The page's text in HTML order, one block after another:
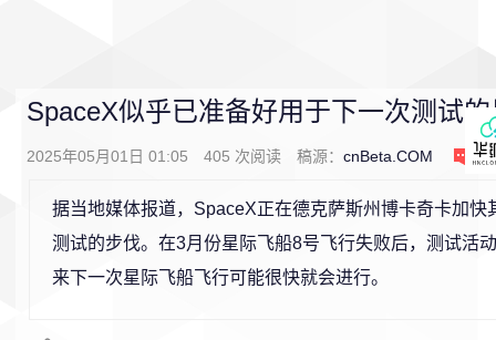
SpaceX似乎已准备好用于下一次测试
2025年05月01日 01:05 405 次阅读 稿源： cnBeta.COM 0
据当地媒体报道，SpaceX正在德克萨斯州博卡奇卡加快
测试的步伐。在3月份星际飞船8号飞行失败后，测试活
来下一次星际飞船飞行可能很快就会进行。